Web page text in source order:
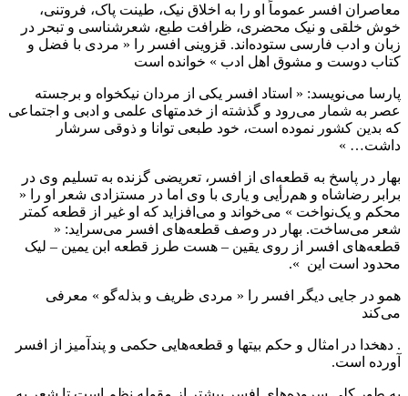
معاصران‌ افسر عموماً او را به‌ اخلاق‌ نیک‌، طینت‌ پاک‌، فروتنى‌،
خوش‌ خلقى‌ و نیک‌ محضری‌، ظرافت‌ طبع‌، شعرشناسى‌ و تبحر در
زبان‌ و ادب‌ فارسى‌ ستوده‌اند. قزوینى‌ افسر را « مردی‌ با فضل‌ و
کتاب‌ دوست‌ و مشوق‌ اهل‌ ادب‌ » خوانده‌ است‌
پارسا مى‌نویسد: « استاد افسر یکى‌ از مردان‌ نیکخواه‌ و برجسته
عصر به‌ شمار مى‌رود و گذشته‌ از خدمتهای‌ علمى‌ و ادبى‌ و اجتماعى‌
که‌ بدین‌ کشور نموده‌ است‌، خود طبعى‌ توانا و ذوقى‌ سرشار
داشت‌… »
بهار در پاسخ‌ به‌ قطعه‌ای‌ از افسر، تعریضى‌ گزنده‌ به‌ تسلیم‌ وی‌ در
برابر رضاشاه‌ و هم‌رأیى‌ و یاری‌ با وی‌ اما در مستزادی‌ شعر او را «
محکم‌ و یک‌نواخت‌ » مى‌خواند و مى‌افزاید که‌ او غیر از قطعه‌ کمتر
شعر مى‌ساخت‌. بهار در وصف‌ قطعه‌های‌ افسر مى‌سراید: «
قطعه‌های‌ افسر از روی‌ یقین‌ – هست‌ طرز قطعه ابن‌ یمین‌ – لیک‌
محدود است‌ این‌ ».
همو در جایى‌ دیگر افسر را « مردی‌ ظریف‌ و بذله‌گو » معرفى‌
مى‌کند
. دهخدا در امثال‌ و حکم‌ بیتها و قطعه‌هایى‌ حکمى‌ و پندآمیز از افسر
آورده‌ است‌.